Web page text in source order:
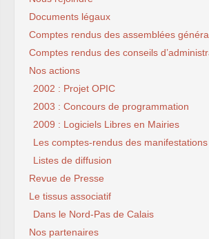
Documents légaux
Comptes rendus des assemblées
Comptes rendus des conseils
Nos actions
2002 : Projet OPIC
2003 : Concours de programmation
2009 : Logiciels Libres en Mairies
Les comptes-rendus des manifestations
Listes de diffusion
Revue de Presse
Le tissus associatif
Dans le Nord-Pas de Calais
Nos partenaires